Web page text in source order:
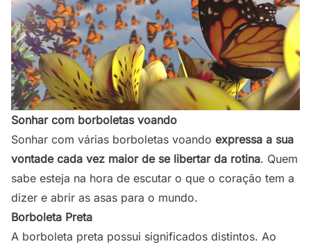
Sonhar com borboletas voando
Sonhar com várias borboletas voando expressa a sua
vontade cada vez maior de se libertar da rotina. Quem
sabe esteja na hora de escutar o que o coração tem a
dizer e abrir as asas para o mundo.
Borboleta Preta
A borboleta preta possui significados distintos. Ao